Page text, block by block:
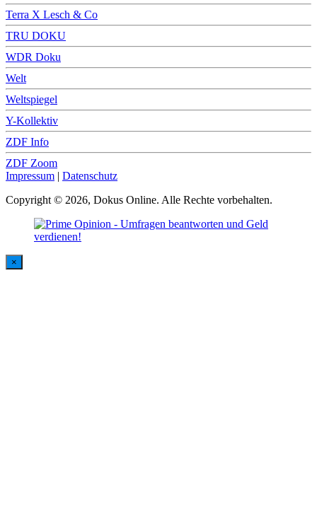
Terra X Lesch & Co
TRU DOKU
WDR Doku
Welt
Weltspiegel
Y-Kollektiv
ZDF Info
ZDF Zoom
Impressum | Datenschutz
Copyright © 2026, Dokus Online. Alle Rechte vorbehalten.
×